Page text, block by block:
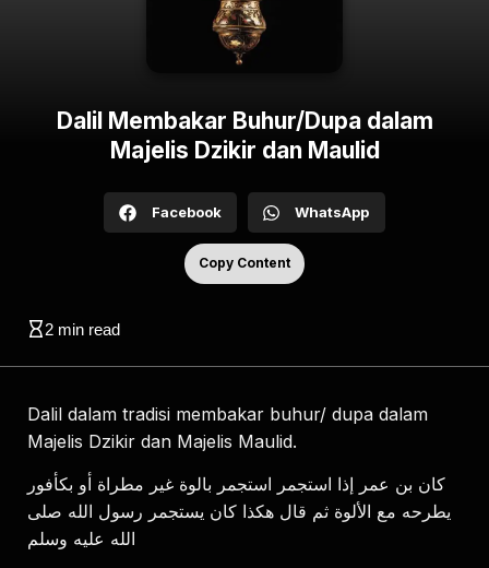
Dalil Membakar Buhur/Dupa dalam
Majelis Dzikir dan Maulid
Facebook WhatsApp
Copy Content
2 min read
Dalil dalam tradisi membakar buhur/ dupa dalam
Majelis Dzikir dan Majelis Maulid.
ﻛﺎﻥ ﺑﻦ ﻋﻤﺮ ﺇﺫﺍ ﺍﺳﺘﺠﻤﺮ ﺍﺳﺘﺠﻤﺮ ﺑﺎﻟﻮﺓ ﻏﻴﺮ ﻣﻄﺮﺍﺓ ﺃﻭ ﺑﻜﺄﻓﻮﺭ
ﻳﻄﺮﺣﻪ ﻣﻊ ﺍﻷﻟﻮﺓ ﺛﻢ ﻗﺎﻝ ﻫﻜﺬﺍ ﻛﺎﻥ ﻳﺴﺘﺠﻤﺮ ﺭﺳﻮﻝ ﺍﻟﻠﻪ ﺻﻠﻰ
ﺍﻟﻠﻪ ﻋﻠﻴﻪ ﻭﺳﻠﻢ